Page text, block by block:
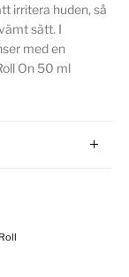
irritera huden, så
sätt. I
med en
On 50 ml
Roll